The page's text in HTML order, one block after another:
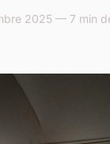
2025 — 7 min